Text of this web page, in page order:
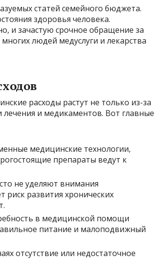
статей семейного бюджета.
здоровья человека.
и зачастую срочное обращение за
людей медуслуги и лекарства
расходы растут не только из-за
и медикаментов. Вот главные
медицинские технологии,
препараты ведут к
не уделяют внимания
риск развития хронических
в медицинской помощи
питание и малоподвижный
отсутствие или недостаточное